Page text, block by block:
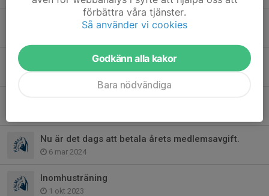
Styrelsemöte minnesanteckningar
Styrelsemöte
24 apr 2024
Nu är det dags att betala årets medlemsavgift.
6 mar 2024
Inomhusträning
1 okt 2023
förbättra våra tjänster.
Så använder vi cookies
Godkänn alla kakor
Bara nödvändiga